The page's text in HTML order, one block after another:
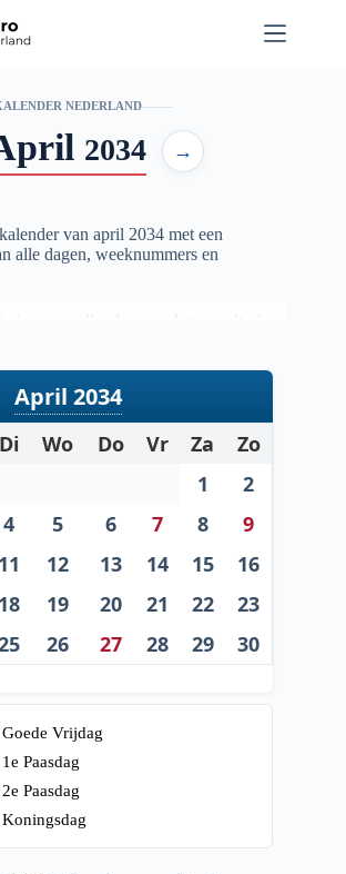
NEDERLAND
2034 →
van april 2034 met een
alle dagen, weeknummers en
op welke dag een datum valt of je
april
April 2034
Di Wo Do Vr Za
Zo
1
2
4 5 6 7 8
9
11 12 13 14 15
16
18 19 20 21 22
23
26 27 28 29 30
Goede Vrijdag
1e Paasdag
2e Paasdag
Koningsdag